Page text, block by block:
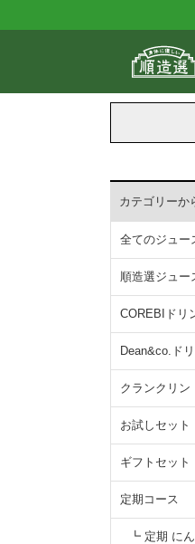
カテゴリーか
全てのジュー
順造選ジュー
COREBIドリ
Dean&co.ド
クランクリン
お試しセット
ギフトセット
定期コース
┗ 定期 に